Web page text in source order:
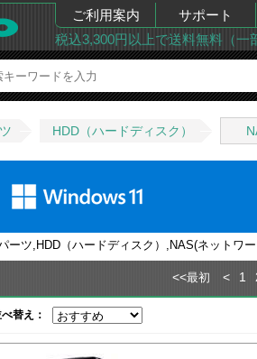
ご利用案内 サポート
税込3,300円以上で送料無料（一
HDD（ハードディスク）
ーツ,HDD（ハードディスク）,NAS(ネットワ
<<最初 < 1
替え：